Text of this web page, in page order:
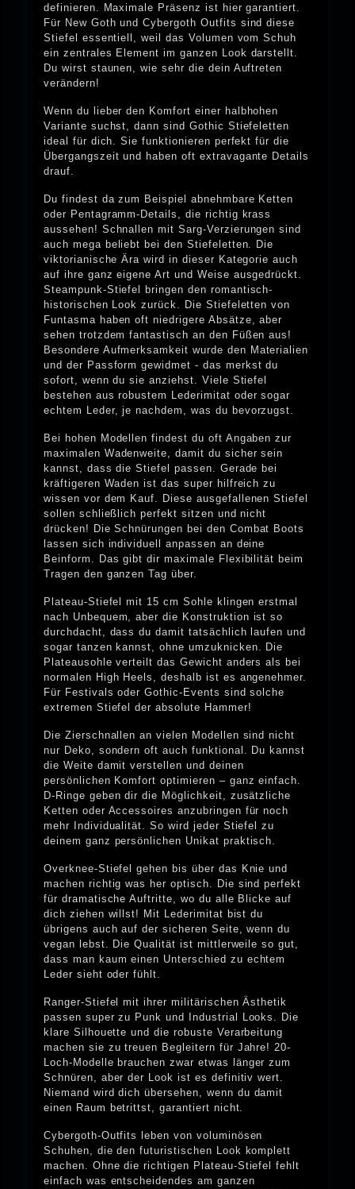
definieren. Maximale Präsenz ist hier garantiert.
Für New Goth und Cybergoth Outfits sind diese
Stiefel essentiell, weil das Volumen vom Schuh
ein zentrales Element im ganzen Look darstellt.
Du wirst staunen, wie sehr die dein Auftreten
verändern!
Wenn du lieber den Komfort einer halbhohen
Variante suchst, dann sind Gothic Stiefeletten
ideal für dich. Sie funktionieren perfekt für die
Übergangszeit und haben oft extravagante Details
drauf.
Du findest da zum Beispiel abnehmbare Ketten
oder Pentagramm-Details, die richtig krass
aussehen! Schnallen mit Sarg-Verzierungen sind
auch mega beliebt bei den Stiefeletten. Die
viktorianische Ära wird in dieser Kategorie auch
auf ihre ganz eigene Art und Weise ausgedrückt.
Steampunk-Stiefel bringen den romantisch-
historischen Look zurück. Die Stiefeletten von
Funtasma haben oft niedrigere Absätze, aber
sehen trotzdem fantastisch an den Füßen aus!
Besondere Aufmerksamkeit wurde den Materialien
und der Passform gewidmet - das merkst du
sofort, wenn du sie anziehst. Viele Stiefel
bestehen aus robustem Lederimitat oder sogar
echtem Leder, je nachdem, was du bevorzugst.
Bei hohen Modellen findest du oft Angaben zur
maximalen Wadenweite, damit du sicher sein
kannst, dass die Stiefel passen. Gerade bei
kräftigeren Waden ist das super hilfreich zu
wissen vor dem Kauf. Diese ausgefallenen Stiefel
sollen schließlich perfekt sitzen und nicht
drücken! Die Schnürungen bei den Combat Boots
lassen sich individuell anpassen an deine
Beinform. Das gibt dir maximale Flexibilität beim
Tragen den ganzen Tag über.
Plateau-Stiefel mit 15 cm Sohle klingen erstmal
nach Unbequem, aber die Konstruktion ist so
durchdacht, dass du damit tatsächlich laufen und
sogar tanzen kannst, ohne umzuknicken. Die
Plateausohle verteilt das Gewicht anders als bei
normalen High Heels, deshalb ist es angenehmer.
Für Festivals oder Gothic-Events sind solche
extremen Stiefel der absolute Hammer!
Die Zierschnallen an vielen Modellen sind nicht
nur Deko, sondern oft auch funktional. Du kannst
die Weite damit verstellen und deinen
persönlichen Komfort optimieren – ganz einfach.
D-Ringe geben dir die Möglichkeit, zusätzliche
Ketten oder Accessoires anzubringen für noch
mehr Individualität. So wird jeder Stiefel zu
deinem ganz persönlichen Unikat praktisch.
Overknee-Stiefel gehen bis über das Knie und
machen richtig was her optisch. Die sind perfekt
für dramatische Auftritte, wo du alle Blicke auf
dich ziehen willst! Mit Lederimitat bist du
übrigens auch auf der sicheren Seite, wenn du
vegan lebst. Die Qualität ist mittlerweile so gut,
dass man kaum einen Unterschied zu echtem
Leder sieht oder fühlt.
Ranger-Stiefel mit ihrer militärischen Ästhetik
passen super zu Punk und Industrial Looks. Die
klare Silhouette und die robuste Verarbeitung
machen sie zu treuen Begleitern für Jahre! 20-
Loch-Modelle brauchen zwar etwas länger zum
Schnüren, aber der Look ist es definitiv wert.
Niemand wird dich übersehen, wenn du damit
einen Raum betrittst, garantiert nicht.
Cybergoth-Outfits leben von voluminösen
Schuhen, die den futuristischen Look komplett
machen. Ohne die richtigen Plateau-Stiefel fehlt
einfach was entscheidendes am ganzen